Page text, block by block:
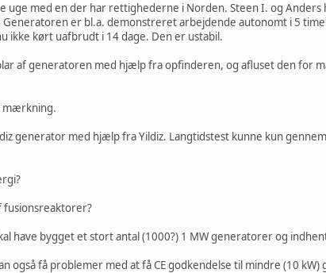
uge med en der har rettighederne i Norden. Steen I. og
er bl.a. demonstreret arbejdende autonomt i 5
ikke kørt uafbrudt i 14 dage. Den er ustabil.
af generatoren med hjælp fra opfinderen, og afluset den for
mærkning.
generator med hjælp fra Yildiz. Langtidstest kunne kun
fusionsreaktorer?
have bygget et stort antal (1000?) 1 MW generatorer og
også få problemer med at få CE godkendelse til mindre (10